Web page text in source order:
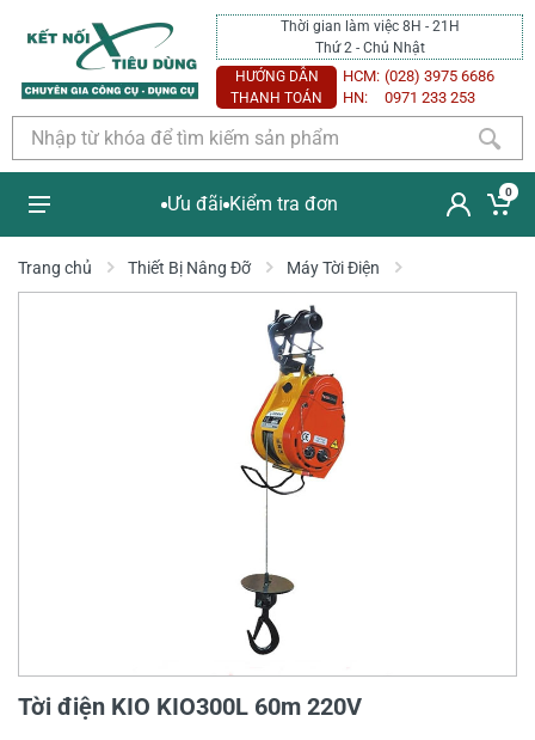
Thời gian làm việc 8H - 21H
Thứ 2 - Chủ Nhật
HƯỚNG DẪN
THANH TOÁN
HCM: (028) 3975 6686
HN:
0971 233 253
Ưu đãi Kiểm tra đơn
0
Trang chủ Thiết Bị Nâng Đỡ Máy Tời Điện
Tời điện KIO KIO300L 60m 220V